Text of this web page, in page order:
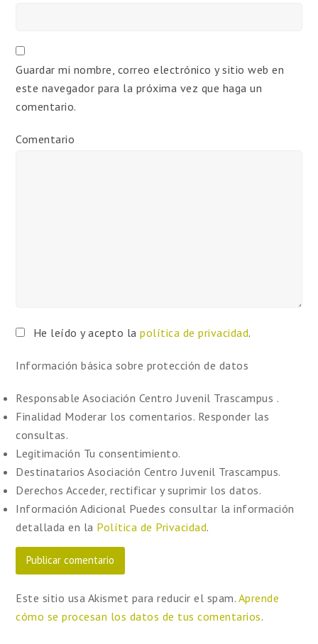
Guardar mi nombre, correo electrónico y sitio web en
este navegador para la próxima vez que haga un
comentario.
Comentario
He leído y acepto lapolítica de privacidad.
Información básica sobre protección de datos
Responsable Asociación Centro Juvenil Trascampus .
Finalidad Moderar los comentarios. Responder las
consultas.
Legitimación Tu consentimiento.
Destinatarios Asociación Centro Juvenil Trascampus.
Derechos Acceder, rectificar y suprimir los datos.
Información Adicional Puedes consultar la información
detallada en la Política de Privacidad.
Este sitio usa Akismet para reducir el spam. Aprende
cómo se procesan los datos de tus comentarios.